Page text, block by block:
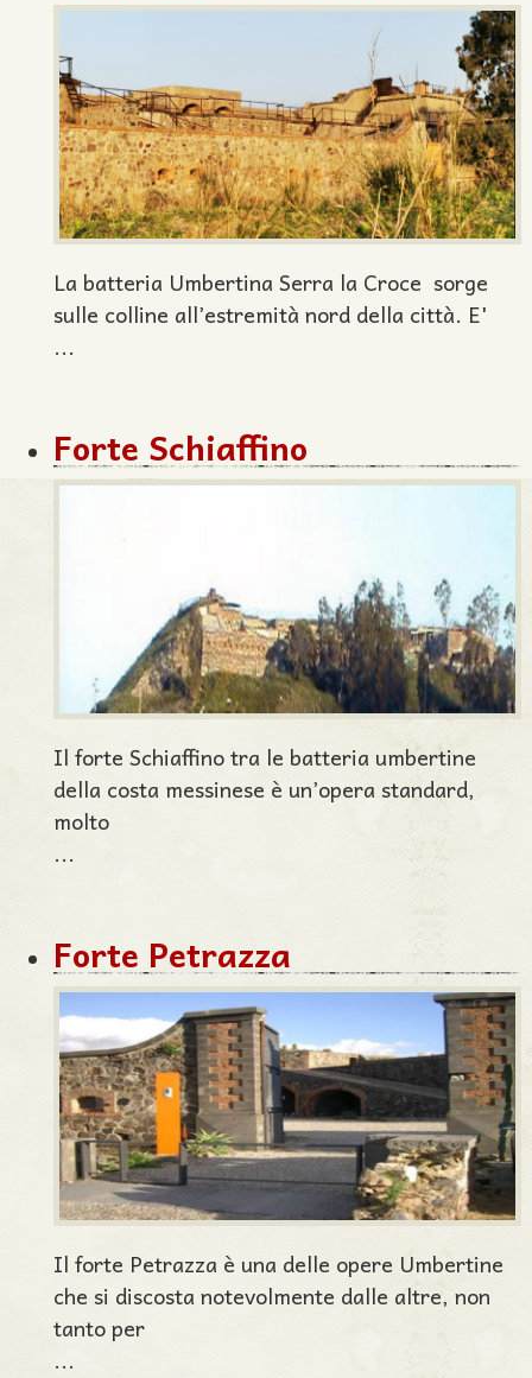
La batteria Umbertina Serra la Croce sorge
sulle colline all’estremità nord della città. E'
...
Forte Schiaffino
Il forte Schiaffino tra le batteria umbertine
della costa messinese è un’opera standard,
molto
...
Forte Petrazza
Il forte Petrazza è una delle opere Umbertine
che si discosta notevolmente dalle altre, non
tanto per
...